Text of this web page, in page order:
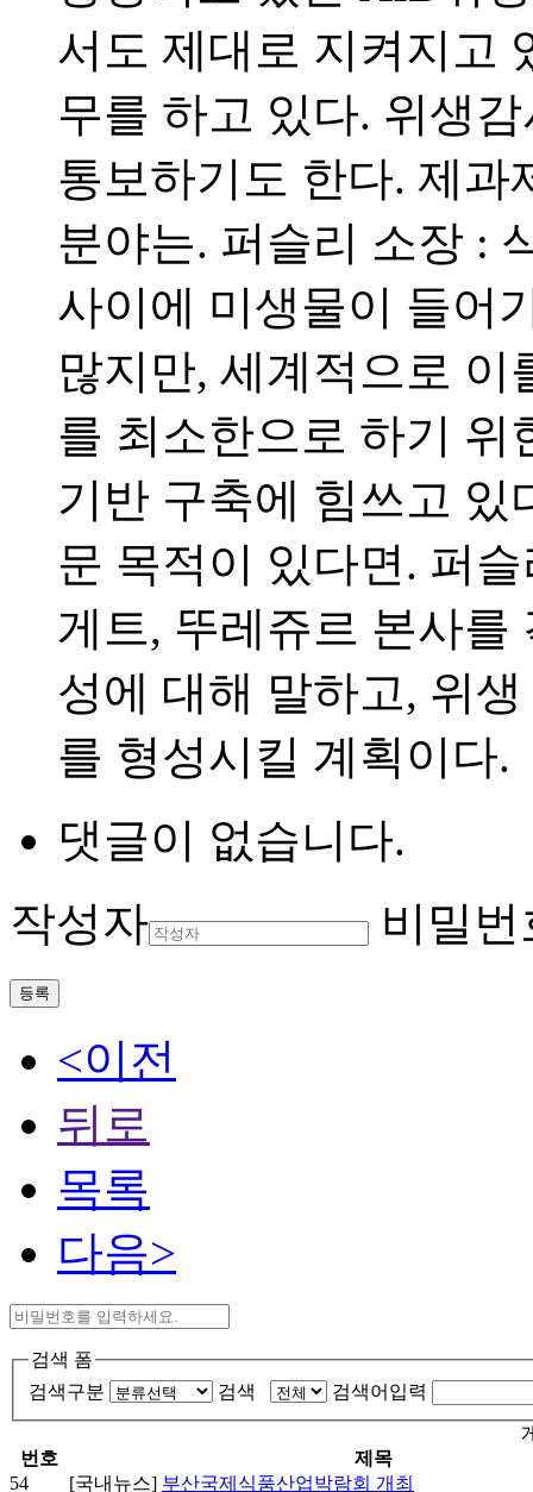
서도 제대로 지켜지고
무를 하고 있다. 위생
통보하기도 한다. 제과
분야는. 퍼슬리 소장 :
사이에 미생물이 들어
많지만, 세계적으로
를 최소한으로 하기 위
기반 구축에 힘쓰고 있
문 목적이 있다면. 퍼
게트, 뚜레쥬르 본사를
성에 대해 말하고, 위
를 형성시킬 계획이다.
댓글이 없습니다.
작성자
비밀번
등록
<이전
뒤로
목록
다음>
검색 폼
검색구분
검색 검색어입력
번호
제목
54
[국내뉴스] 부산국제식품산업박람회 개최